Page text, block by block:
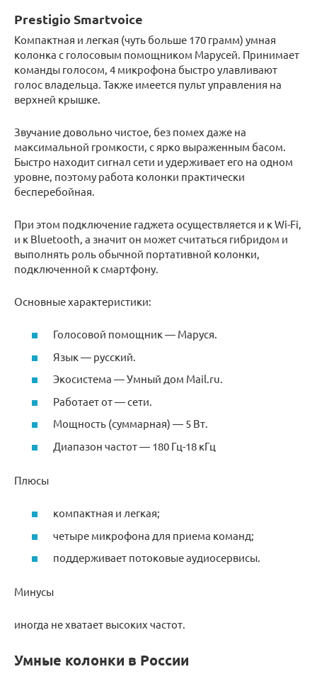
Prestigio Smartvoice
Компактная и легкая (чуть больше 170 грамм) умная
колонка с голосовым помощником Марусей. Принимает
команды голосом, 4 микрофона быстро улавливают
голос владельца. Также имеется пульт управления на
верхней крышке.
Звучание довольно чистое, без помех даже на
максимальной громкости, с ярко выраженным басом.
Быстро находит сигнал сети и удерживает его на одном
уровне, поэтому работа колонки практически
бесперебойная.
При этом подключение гаджета осуществляется и к Wi-Fi,
и к Bluetooth, а значит он может считаться гибридом и
выполнять роль обычной портативной колонки,
подключенной к смартфону.
Основные характеристики:
Голосовой помощник — Маруся.
Язык — русский.
Экосистема — Умный дом Mail.ru.
Работает от — сети.
Мощность (суммарная) — 5 Вт.
Диапазон частот — 180 Гц-18 кГц
Плюсы
компактная и легкая;
четыре микрофона для приема команд;
поддерживает потоковые аудиосервисы.
Минусы
иногда не хватает высоких частот.
Умные колонки в России